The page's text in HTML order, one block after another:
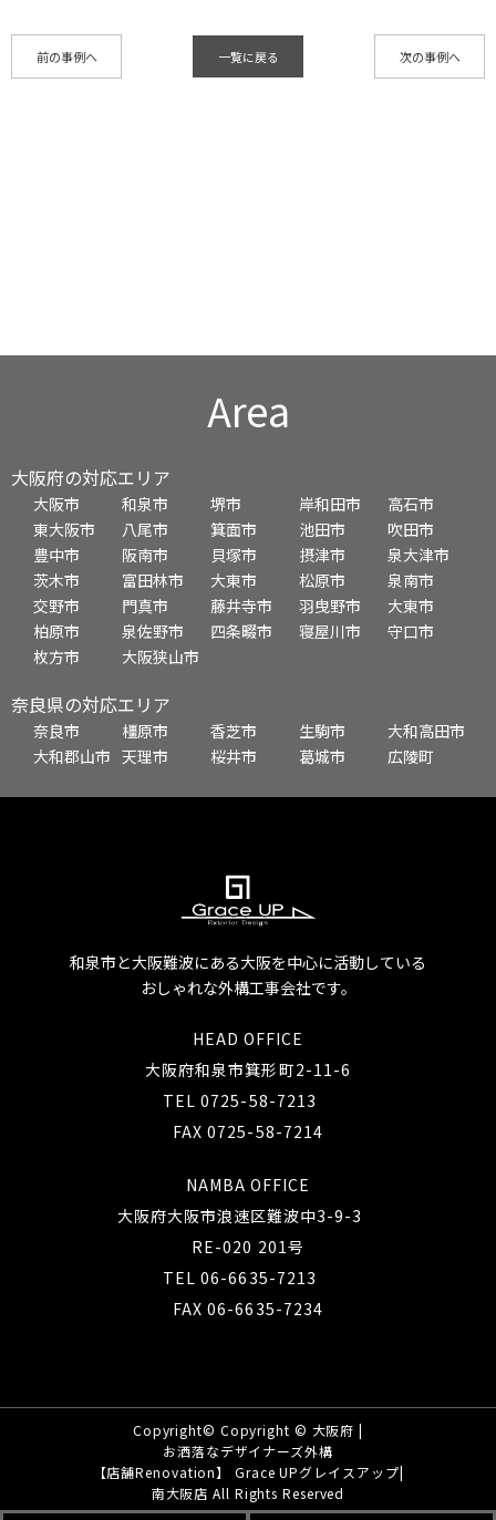
前の事例へ 一覧に戻る 次の事例へ
Area
大阪府の対応エリア
大阪市 和泉市 堺市 岸和田市
高石市
東大阪市
八尾市 箕面市 池田市
吹田市
豊中市
阪南市 貝塚市 摂津市
泉大津市
茨木市
富田林市 大東市 松原市
泉南市
交野市
門真市 藤井寺市 羽曳野市
大東市
柏原市
泉佐野市 四条畷市 寝屋川市
守口市
枚方市
大阪狭山市
奈良県の対応エリア
奈良市 橿原市 香芝市 生駒市
大和高田市
大和郡山市 天理市 桜井市 葛城市 広陵町
和泉市と大阪難波にある大阪を中心に活動している
おしゃれな外構工事会社です。
HEAD OFFICE
大阪府和泉市箕形町2-11-6
TEL 0725-58-7213
FAX 0725-58-7214
NAMBA OFFICE
大阪府大阪市浪速区難波中3-9-3
RE-020 201号
TEL 06-6635-7213
FAX 06-6635-7234
Copyright© Copyright © 大阪府 |
お洒落なデザイナーズ外構
【店舗Renovation】 Grace UPグレイスアップ|
南大阪店 All Rights Reserved